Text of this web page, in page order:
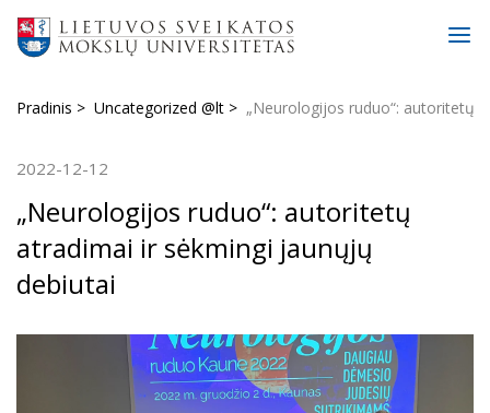
Pradinis Uncategorized @lt „Neurologijos ruduo“: autoritetų
2022-12-12
„Neurologijos ruduo“: autoritetų
atradimai ir sėkmingi jaunųjų
debiutai